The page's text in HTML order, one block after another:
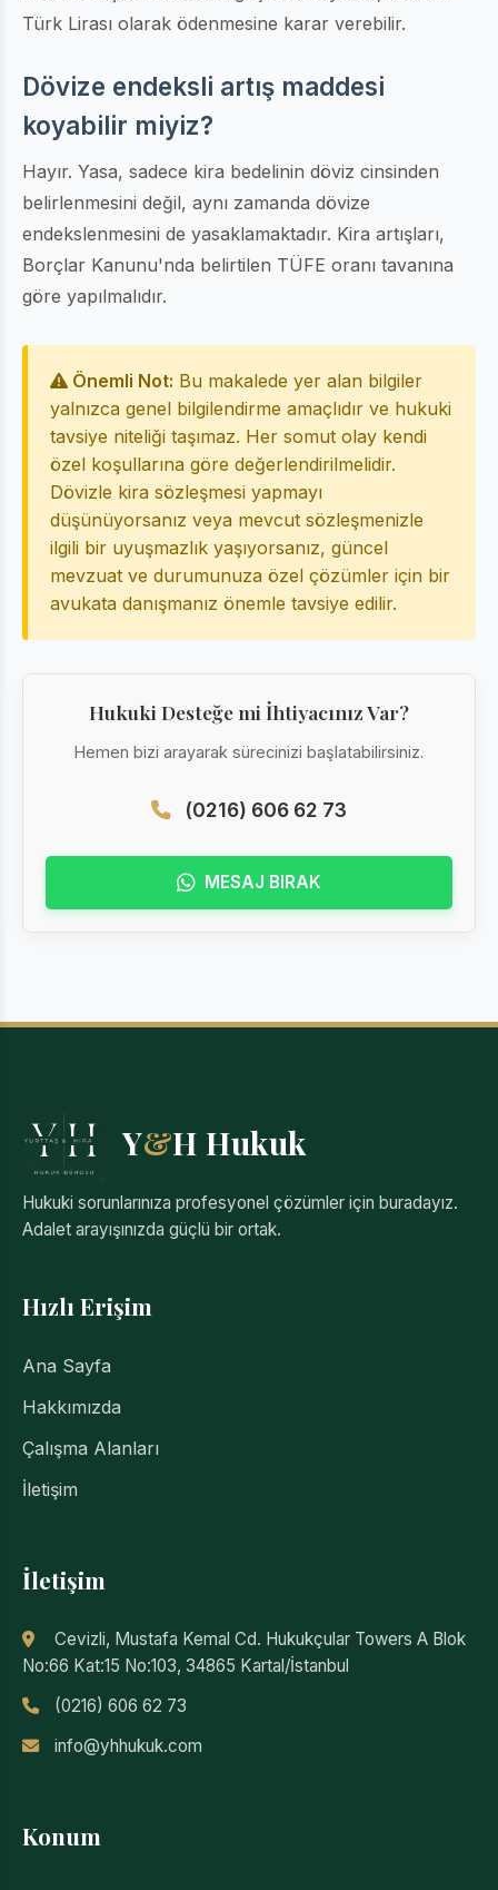
Türk Lirası olarak ödenmesine karar verebilir.
Dövize endeksli artış maddesi
koyabilir miyiz?
Hayır. Yasa, sadece kira bedelinin döviz cinsinden
belirlenmesini değil, aynı zamanda dövize
endekslenmesini de yasaklamaktadır. Kira artışları,
Borçlar Kanunu'nda belirtilen TÜFE oranı tavanına
göre yapılmalıdır.
Önemli Not: Bu makalede yer alan bilgiler
yalnızca genel bilgilendirme amaçlıdır ve hukuki
tavsiye niteliği taşımaz. Her somut olay kendi
özel koşullarına göre değerlendirilmelidir.
Dövizle kira sözleşmesi yapmayı
düşünüyorsanız veya mevcut sözleşmenizle
ilgili bir uyuşmazlık yaşıyorsanız, güncel
mevzuat ve durumunuza özel çözümler için bir
avukata danışmanız önemle tavsiye edilir.
Hukuki Desteğe mi İhtiyacınız Var?
Hemen bizi arayarak sürecinizi başlatabilirsiniz.
(0216) 606 62 73
MESAJ BIRAK
Y&H Hukuk
Hukuki sorunlarınıza profesyonel çözümler için buradayız.
Adalet arayışınızda güçlü bir ortak.
Hızlı Erişim
Ana Sayfa
Hakkımızda
Çalışma Alanları
İletişim
İletişim
Cevizli, Mustafa Kemal Cd. Hukukçular Towers A Blok
No:66 Kat:15 No:103, 34865 Kartal/İstanbul
(0216) 606 62 73
info@yhhukuk.com
Konum